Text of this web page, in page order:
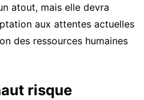
atout, mais elle devra
aux attentes actuelles
des ressources humaines
risque